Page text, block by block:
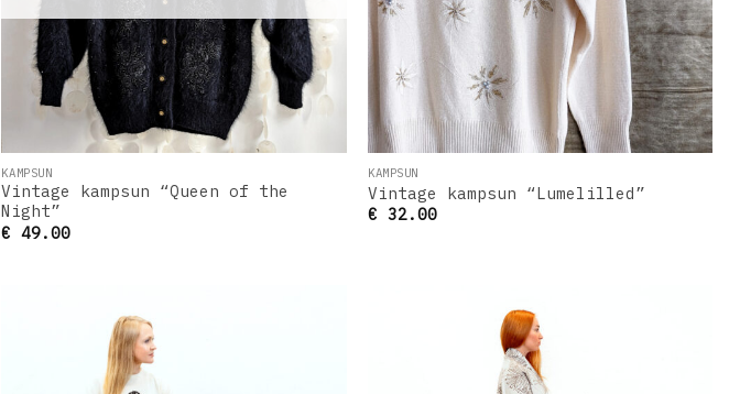
KAMPSUN
Vintage kampsun “Queen of the
Night”
€ 49.00
KAMPSUN
Vintage kampsun “Lumelilled”
€ 32.00